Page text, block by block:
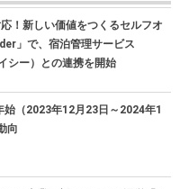
！新しい価値をつくるセルフオ
」で、宿泊管理サービス
シー）との連携を開始
（2023年12月23日～2024年1
向